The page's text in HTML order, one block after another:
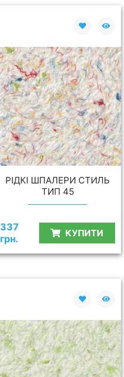
РІДКІ ШПАЛЕРИ СТИЛЬ
ТИП 45
337
грн.
КУПИТИ